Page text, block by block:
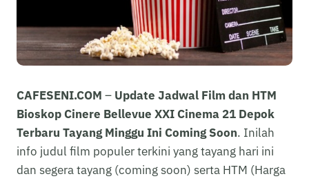
CAFESENI.COM – Update Jadwal Film dan HTM
Bioskop Cinere Bellevue XXI Cinema 21 Depok
Terbaru Tayang Minggu Ini Coming Soon. Inilah
info judul film populer terkini yang tayang hari ini
dan segera tayang (coming soon) serta HTM (Harga